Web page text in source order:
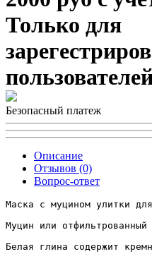
Только для
Безопасный платеж
Описание
Отзывов (0)
Вопрос-ответ
Маска с муцином улитки
Муцин или
Белая глина содержит